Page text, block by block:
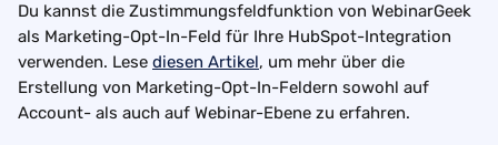
Du kannst die Zustimmungsfeldfunktion von WebinarGeek
als Marketing-Opt-In-Feld für Ihre HubSpot-Integration
verwenden. Lese diesen Artikel, um mehr über die
Erstellung von Marketing-Opt-In-Feldern sowohl auf
Account- als auch auf Webinar-Ebene zu erfahren.